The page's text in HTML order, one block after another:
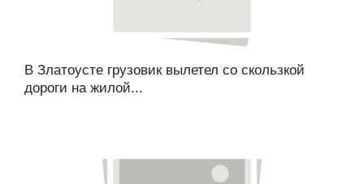
В Златоусте грузовик вылетел со скользкой
дороги на жилой...